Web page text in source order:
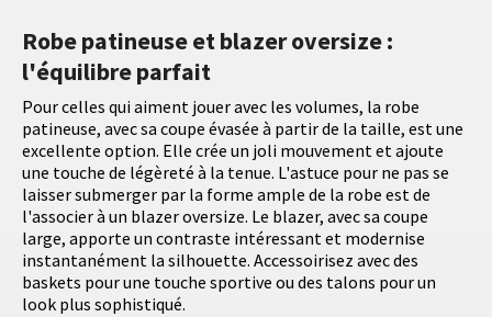
Robe patineuse et blazer oversize :
l'équilibre parfait
Pour celles qui aiment jouer avec les volumes, la robe
patineuse, avec sa coupe évasée à partir de la taille, est une
excellente option. Elle crée un joli mouvement et ajoute
une touche de légèreté à la tenue. L'astuce pour ne pas se
laisser submerger par la forme ample de la robe est de
l'associer à un blazer oversize. Le blazer, avec sa coupe
large, apporte un contraste intéressant et modernise
instantanément la silhouette. Accessoirisez avec des
baskets pour une touche sportive ou des talons pour un
look plus sophistiqué.